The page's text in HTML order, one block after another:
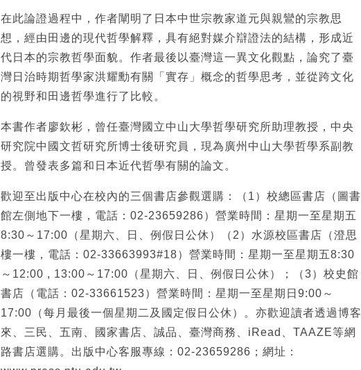
在此論證過程中，作者闡明了日本中世宗教家道元與親鸞的宗教思
想，經由田邊的現代哲學解釋，具有絕對媒介辯證法的結構，形成近
代日本的宗教哲學面貌。作者最後以臺灣這一異文化觀點，論究了臺
灣日治時期哲學家洪耀勳有關「實存」概念的哲學思考，並從跨文化
的視野和田邊哲學進行了比較。
本書作者廖欽彬，曾任臺灣國立中山大學哲學研究所助理教授，中央
研究院中國文哲研究所博士後研究員，現為廣州中山大學哲學系副教
授。曾發表多篇和日本近代哲學有關的論文。
歡迎至出版中心在校內的三個書店參觀選購：（1）校總區書店（圖書
館左側地下一樓，電話：02-23659286）營業時間：星期一至星期五
8:30～17:00（星期六、日、例假日公休）（2）水源校區書店（澄思
樓一樓，電話：02-33663993#18）營業時間：星期一至星期五8:30
～12:00 , 13:00～17:00（星期六、日、例假日公休）；（3）校史館
書店（電話：02-33661523）營業時間：星期一至星期日9:00～
17:00（每月最後一個星期二及國定假日公休）。亦歡迎讀者透過博客
來、三民、五南、國家書店、誠品、臺灣商務、iRead、TAAZE等網
路書店選購。出版中心客服專線：02-23659286；網址：